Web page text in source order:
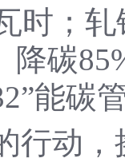
时；
降碳
能碳
动，换